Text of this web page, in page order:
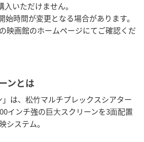
いただけません。
時間が変更となる場合があります。
映画館のホームページにてご確認くだ
ンとは
」は、松⽵マルチプレックスシアター
インチ強の巨⼤スクリーンを3⾯配置
システム。